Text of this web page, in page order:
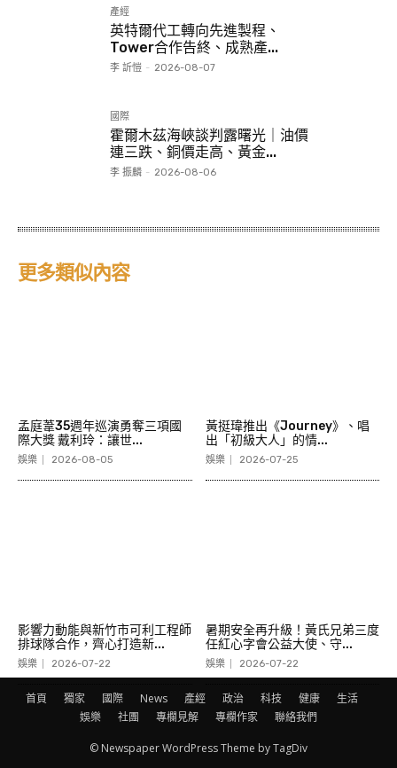
產經
英特爾代工轉向先進製程、
Tower合作告終、成熟產...
李 訢愷 - 2026-08-07
國際
霍爾木茲海峽談判露曙光｜油價
連三跌、銅價走高、黃金...
李 振麟 - 2026-08-06
更多類似內容
孟庭葦35週年巡演勇奪三項國
際大獎 戴利玲：讓世...
娛樂 2026-08-05
黃挺瑋推出《Journey》、唱
出「初級大人」的情...
娛樂 2026-07-25
影響力動能與新竹市可利工程師
排球隊合作，齊心打造新...
娛樂 2026-07-22
暑期安全再升級！黃氏兄弟三度
任紅心字會公益大使、守...
娛樂 2026-07-22
首頁 獨家 國際 News 產經 政治 科技 健康
生活
娛樂
社團 專欄見解 專欄作家 聯絡我們
© Newspaper WordPress Theme by TagDiv